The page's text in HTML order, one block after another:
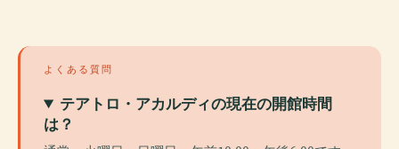
よくある質問
テアトロ・アカルディの現在の開館時間
は？